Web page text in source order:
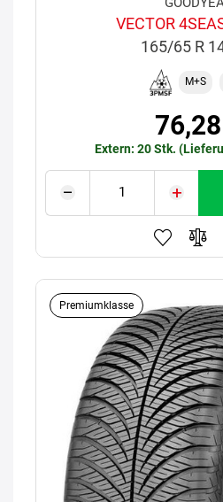
VECTOR
165/65 R
M+S
Extern: 20 Stk.
Premiumklasse